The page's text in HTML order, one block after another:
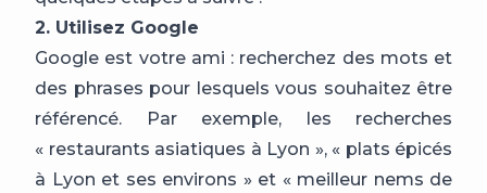
2. Utilisez Google
Google est votre ami : recherchez des mots et
des phrases pour lesquels vous souhaitez être
référencé. Par exemple, les recherches
« restaurants asiatiques à Lyon », « plats épicés
à Lyon et ses environs » et « meilleur nems de